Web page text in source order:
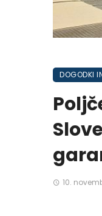
DOGODKI
10.